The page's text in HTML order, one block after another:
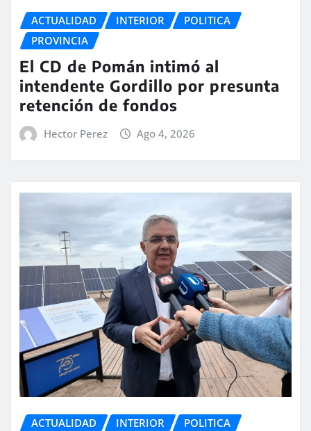
ACTUALIDAD INTERIOR
POLITICA
PROVINCIA
El CD de Pomán intimó al
intendente Gordillo por presunta
retención de fondos
Hector Perez Ago 4, 2026
ACTUALIDAD INTERIOR
POLITICA